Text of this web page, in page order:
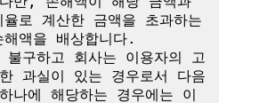
율로 계산한 금액을 초과하는
액을 배상합니다.
구하고 회사는 이용자의 고
과실이 있는 경우로서 다음
나에 해당하는 경우에는 이